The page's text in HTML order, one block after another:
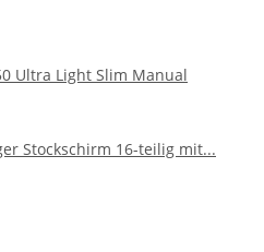
Ultra Light Slim Manual